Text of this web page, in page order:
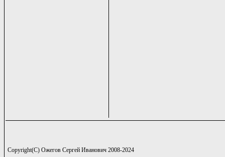
Copyright(C) Ожегов Сергей Иванович 2008-2024